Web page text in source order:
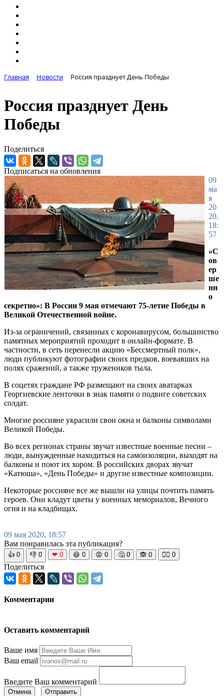
Главная Новости Россия празднует День Победы
Россия празднует День
Победы
Поделиться
Подписаться на обновления
09
ма
я
20
20,
18:
57
«С
ов
ер
ше
нн
о
секретно»: В России 9 мая отмечают 75-летие Победы в
Великой Отечественной войне.
Из-за ограничений, связанных с коронавирусом, большинство
памятных мероприятий проходит в онлайн-формате. В
частности, в сеть перенесли акцию «Бессмертный полк»,
люди публикуют фотографии своих предков, воевавших на
полях сражений, а также тружеников тыла.
В соцетях граждане РФ размещают на своих аватарках
Георгиевские ленточки в знак памяти о подвиге советских
солдат.
Многие россияне украсили свои окна и балконы символами
Великой Победы.
Во всех регионах страны звучат известные военные песни –
люди, вынужденные находиться на самоизоляции, выходят на
балконы и поют их хором. В российских дворах звучат
«Катюша», «День Победы» и другие известные композиции.
Некоторые россияне все же вышли на улицы почтить память
героев. Они кладут цветы у военных мемориалов, Вечного
огня и на кладбищах.
09 мая 2020, 18:57
Вам понравилась эта публикация?
👍 0 👎 0 ❤ 0 😆 0 😡 0 🤔 0 🙈 0 🧘‍♀️ 0
Поделиться
Комментарии
Оставить комментарий
Ваше имя
Ваш email
Введите Ваш комментарий
Отмена Отправить